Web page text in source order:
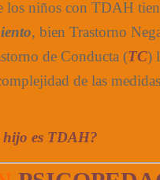
los niños con TDAH
, bien Trastorno
de Conducta (TC)
de las
es TDAH?